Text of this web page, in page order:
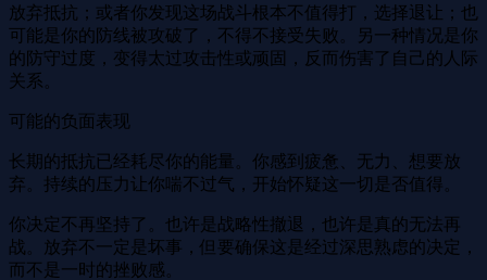
放弃抵抗；或者你发现这场战斗根本不值得打，选择退让；也
可能是你的防线被攻破了，不得不接受失败。另一种情况是你
的防守过度，变得太过攻击性或顽固，反而伤害了自己的人际
关系。
可能的负面表现
长期的抵抗已经耗尽你的能量。你感到疲惫、无力、想要放
弃。持续的压力让你喘不过气，开始怀疑这一切是否值得。
你决定不再坚持了。也许是战略性撤退，也许是真的无法再
战。放弃不一定是坏事，但要确保这是经过深思熟虑的决定，
而不是一时的挫败感。